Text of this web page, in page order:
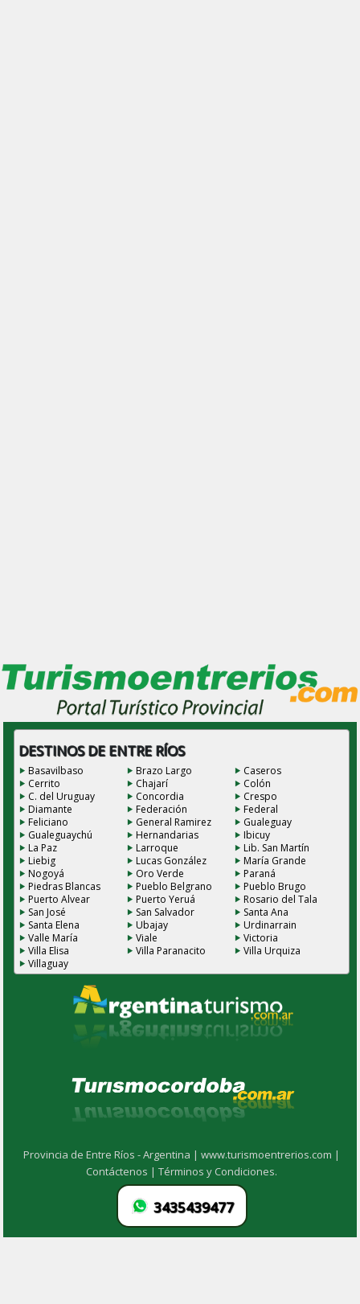
DESTINOS DE ENTRE RÍOS
Basavilbaso Brazo Largo
Caseros
Cerrito
Chajarí
Colón
C. del Uruguay
Concordia
Crespo
Diamante
Federación
Federal
Feliciano
General Ramirez
Gualeguay
Gualeguaychú
Hernandarias
Ibicuy
La Paz
Larroque
Lib. San Martín
Liebig
Lucas González
María Grande
Nogoyá
Oro Verde
Paraná
Piedras Blancas
Pueblo Belgrano
Pueblo Brugo
Puerto Alvear
Puerto Yeruá
Rosario del Tala
San José
San Salvador
Santa Ana
Santa Elena
Ubajay
Urdinarrain
Valle María
Viale
Victoria
Villa Elisa
Villa Paranacito
Villa Urquiza
Villaguay
Provincia de Entre Ríos - Argentina |www.turismoentrerios.com |
Contáctenos |Términos y Condiciones.
3435439477